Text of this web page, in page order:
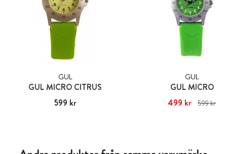
GUL
GUL MICRO CITRUS
Pris:599 kr
599 kr
GUL
GUL MICRO
Nuvarande pris: 499 kr
499 kr 599 kr